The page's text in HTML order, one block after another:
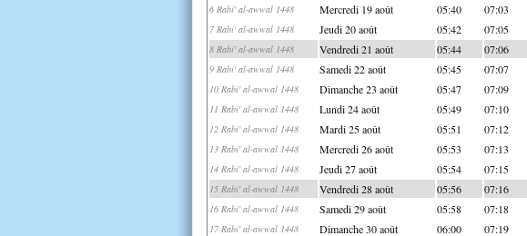
6 Rabi' al-awwal 1448 Mercredi 19 août 05:40 07:03
7 Rabi' al-awwal 1448 Jeudi 20 août 05:42 07:05
8 Rabi' al-awwal 1448 Vendredi 21 août 05:44 07:06
9 Rabi' al-awwal 1448 Samedi 22 août 05:45 07:07
10 Rabi' al-awwal 1448 Dimanche 23 août 05:47 07:09
11 Rabi' al-awwal 1448 Lundi 24 août 05:49 07:10
12 Rabi' al-awwal 1448 Mardi 25 août 05:51 07:12
13 Rabi' al-awwal 1448 Mercredi 26 août 05:53 07:13
14 Rabi' al-awwal 1448 Jeudi 27 août 05:54 07:15
15 Rabi' al-awwal 1448 Vendredi 28 août 05:56 07:16
16 Rabi' al-awwal 1448 Samedi 29 août 05:58 07:18
17 Rabi' al-awwal 1448 Dimanche 30 août 06:00 07:19